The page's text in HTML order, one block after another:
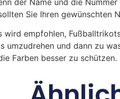
Sie Ihren gewünschten
wird empfohlen,
umzudrehen und dann zu
Farben besser zu schützen.